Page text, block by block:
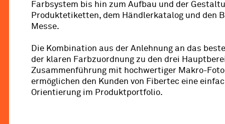
Farbsystem bis hin zum Aufbau und der
Produktetiketten, dem Händlerkatalog und den
Messe.
Die Kombination aus der Anlehnung an das
der klaren Farbzuordnung zu den drei
Zusammenführung mit hochwertiger Makro-
ermöglichen den Kunden von Fibertec eine
Orientierung im Produktportfolio.